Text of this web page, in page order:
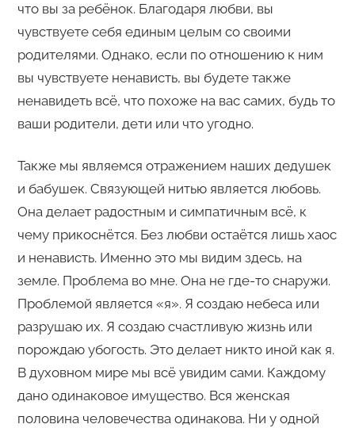
что вы за ребёнок. Благодаря любви, вы
чувствуете себя единым целым со своими
родителями. Однако, если по отношению к ним
вы чувствуете ненависть, вы будете также
ненавидеть всё, что похоже на вас самих, будь то
ваши родители, дети или что угодно.
Также мы являемся отражением наших дедушек
и бабушек. Связующей нитью является любовь.
Она делает радостным и симпатичным всё, к
чему прикоснётся. Без любви остаётся лишь хаос
и ненависть. Именно это мы видим здесь, на
земле. Проблема во мне. Она не где-то снаружи.
Проблемой является «я». Я создаю небеса или
разрушаю их. Я создаю счастливую жизнь или
порождаю убогость. Это делает никто иной как я.
В духовном мире мы всё увидим сами. Каждому
дано одинаковое имущество. Вся женская
половина человечества одинакова. Ни у одной